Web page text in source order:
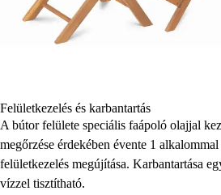
Felületkezelés és karbantartás
A bútor felülete speciális faápoló olajjal
megőrzése érdekében évente 1
felületkezelés megújítása. Karbantartása
vízzel tisztítható.